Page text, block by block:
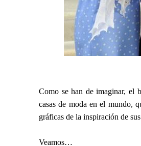
Como se han de imaginar, el
casas de moda en el mundo,
gráficas de la inspiración de
Veamos…